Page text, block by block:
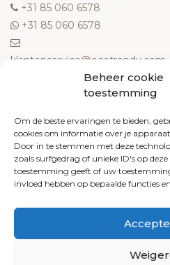
Beheer cookie
toestemming
Om de beste ervaringen te bieden,
cookies om informatie over je
Door in te stemmen met deze
zoals surfgedrag of unieke ID's op
toestemming geeft of uw
invloed hebben op bepaalde functies
‎+31 85 060 6578
‎+31 85 060 6578
klantenservice@ecotrendy.com
Meest gestelde vragen
Contact
Algemene voorwaarden
Retourneren
Klachten
Privacy policy